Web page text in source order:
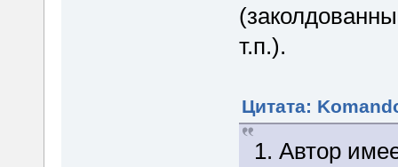
т.п.).
Цитата:
1. Автор